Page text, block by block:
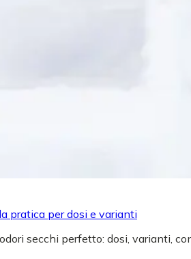
pratica per dosi e varianti
secchi perfetto: dosi, varianti,